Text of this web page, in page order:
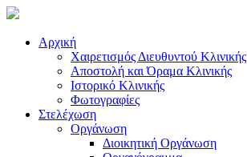
Αρχική
Χαιρετισμός Διευθυντού Κλινικής
Αποστολή και Όραμα Κλινικής
Ιστορικό Κλινικής
Φωτογραφίες
Στελέχωση
Οργάνωση
Διοικητική Οργάνωση